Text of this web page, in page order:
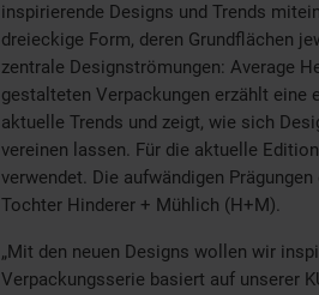
inspirierende Designs und Trends
dreieckige Form, deren Grundflächen
zentrale Designströmungen: Average
gestalteten Verpackungen erzählt
aktuelle Trends und zeigt, wie sich
vereinen lassen. Für die aktuelle
verwendet. Die aufwändigen
Tochter Hinderer + Mühlich (H+M).
„Mit den neuen Designs wollen wir
Verpackungsserie basiert auf unserer